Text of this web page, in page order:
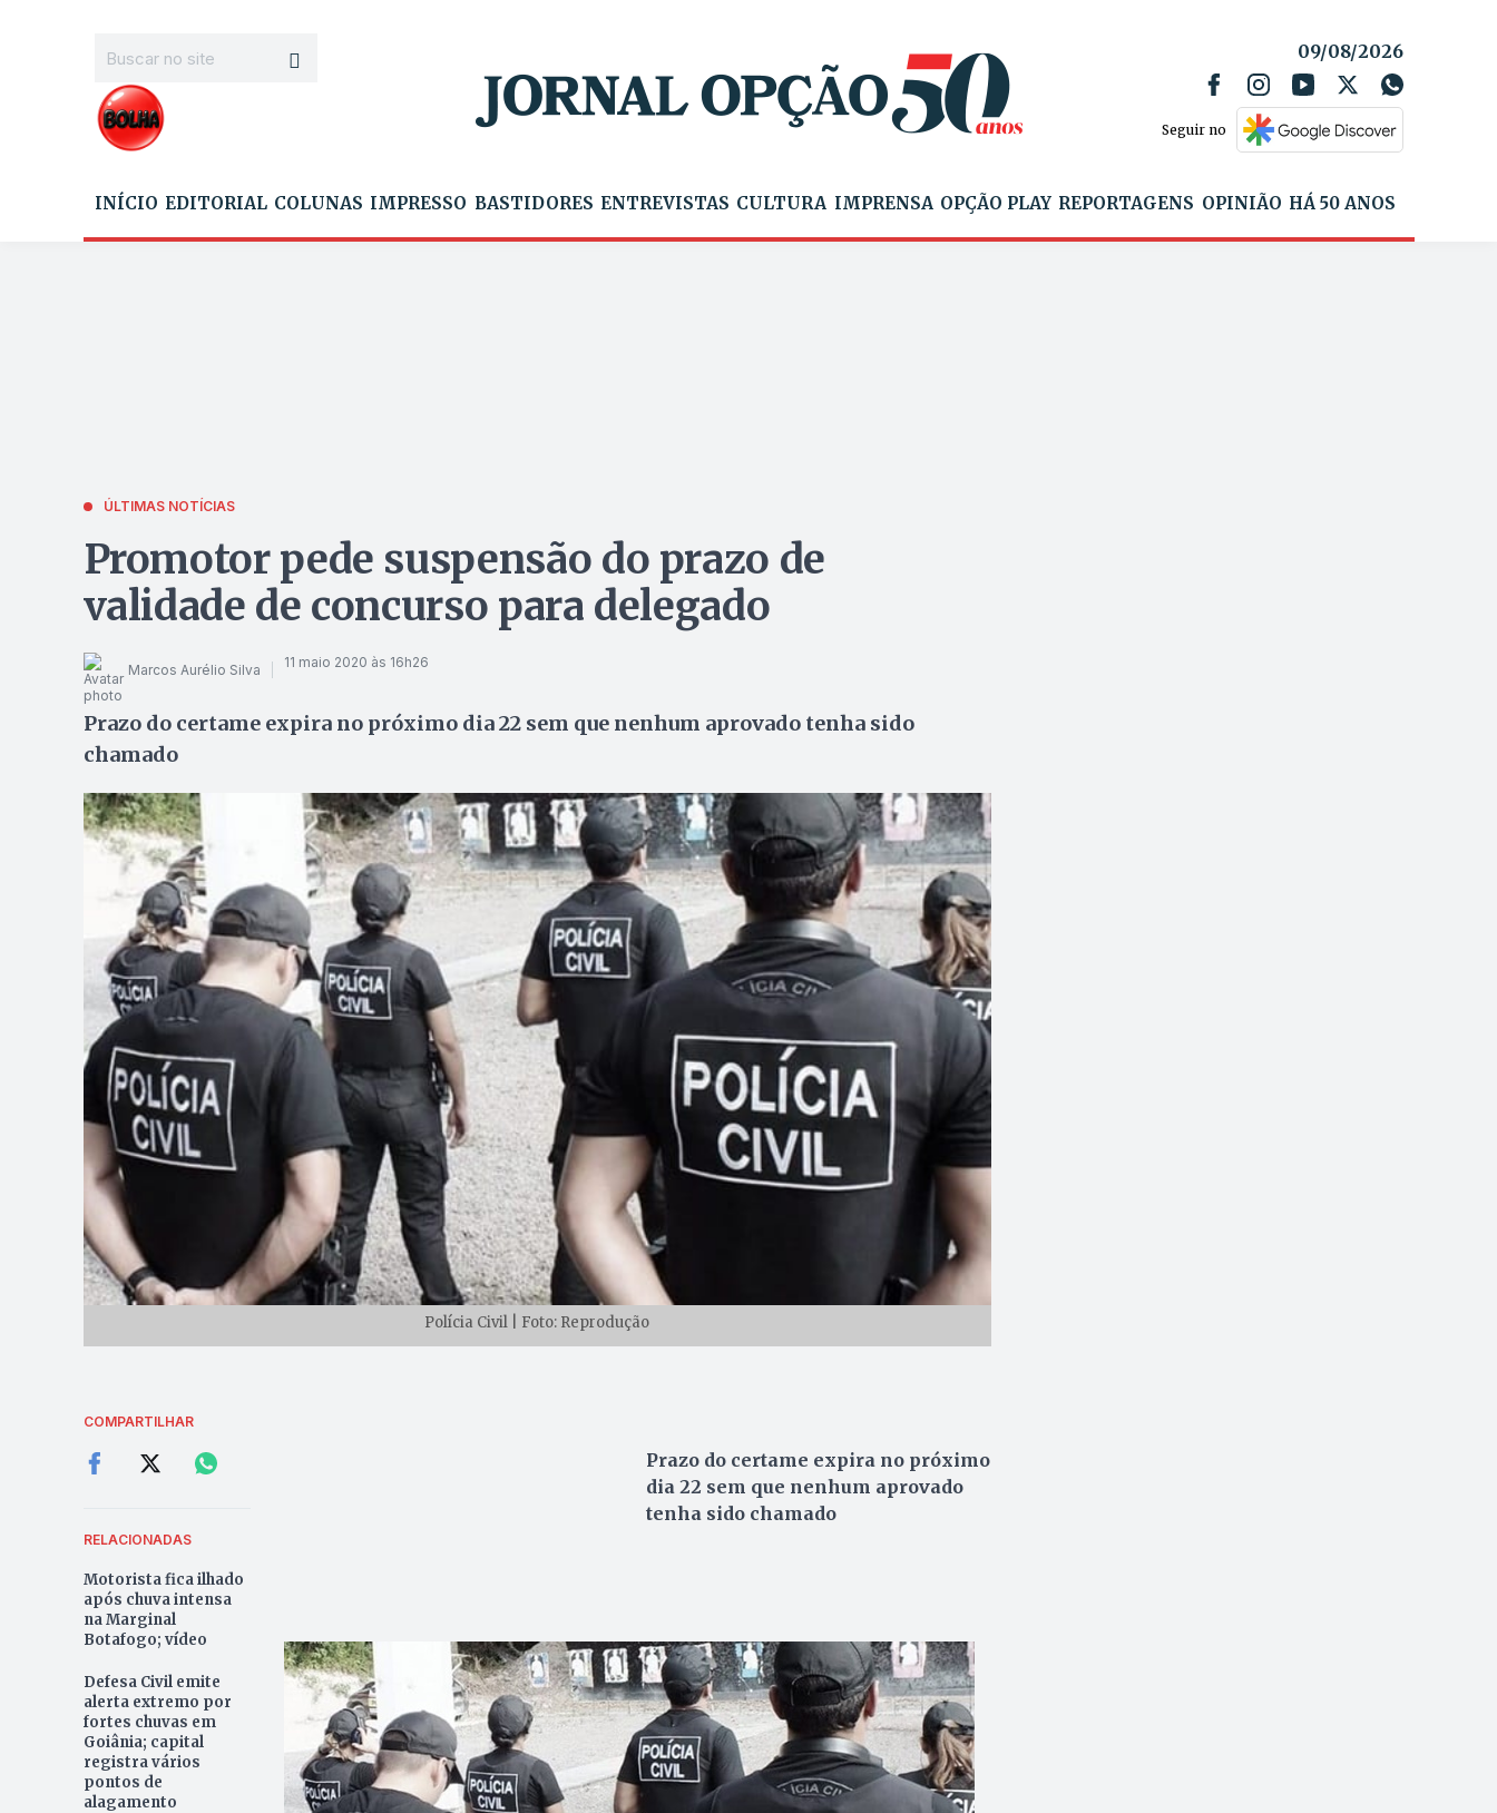
09/08/2026
Seguir no
INÍCIO EDITORIAL COLUNAS IMPRESSO BASTIDORES ENTREVISTAS CULTURA IMPRENSA OPÇÃO PLAY REPORTAGENS OPINIÃO HÁ 50 ANOS
ÚLTIMAS NOTÍCIAS
Promotor pede suspensão do prazo de
validade de concurso para delegado
Marcos Aurélio Silva 11 maio 2020 às 16h26
Prazo do certame expira no próximo dia 22 sem que nenhum aprovado tenha sido
chamado
Polícia Civil | Foto: Reprodução
COMPARTILHAR
RELACIONADAS
Motorista fica ilhado
após chuva intensa
na Marginal
Botafogo; vídeo
Defesa Civil emite
alerta extremo por
fortes chuvas em
Goiânia; capital
registra vários
pontos de
alagamento
Prazo do certame expira no próximo
dia 22 sem que nenhum aprovado
tenha sido chamado